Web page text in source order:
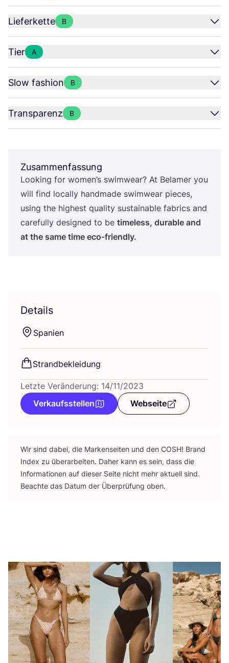
Lieferkette B
Tier A
Slow fashion B
Transparenz B
Zusammenfassung
Loo­king for women’s swim­wear? At Bel­amer you
will find local­ly hand­ma­de swim­wear pie­ces,
using the hig­hest qua­li­ty sus­tainable fabrics and
careful­ly desi­gned to be tim­e­l­ess, dura­ble and
at the same time eco-friendly.
Details
Spa­ni­en
Strand­be­klei­dung
Letzte Veränderung: 14/11/2023
Verkaufsstellen
Webseite
Wir sind dabei, die Mar­ken­sei­ten und den COSH! Brand
Index zu über­ar­bei­ten. Daher kann es sein, dass die
Infor­ma­tio­nen auf die­ser Sei­te nicht mehr aktu­ell sind.
Beach­te das Datum der Über­prü­fung oben.